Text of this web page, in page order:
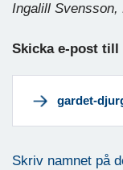
Ingalill
Skicka e-post till
gardet-
Skriv namnet på